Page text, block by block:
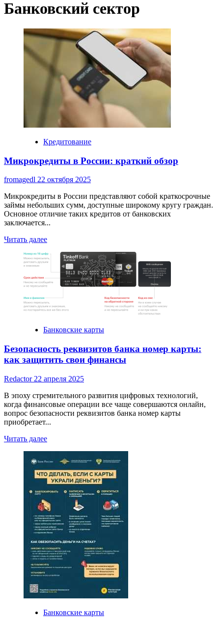
Банковский сектор
Кредитование
Микрокредиты в России: краткий обзор
fromagedl 22 октября 2025
Микрокредиты в России представляют собой краткосрочные
займы небольших сумм, доступные широкому кругу граждан.
Основное отличие таких кредитов от банковских
заключается...
Читать далееRead
about
Микрокредиты
России:
обзор
Банковские карты
Безопасность реквизитов банка номер карты:
как защитить свои финансы
Redactor 22 апреля 2025
В эпоху стремительного развития цифровых технологий,
когда финансовые операции все чаще совершаются онлайн,
вопрос безопасности реквизитов банка номер карты
приобретает...
Читать далееRead
Безопасность
реквизитов
банка
номер
карты:
как
защитить
свои
финансы
Банковские карты